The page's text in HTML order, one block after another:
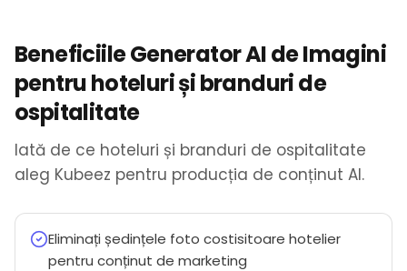
Beneficiile Generator AI de Imagini
pentru hoteluri și branduri de
ospitalitate
Iată de ce hoteluri și branduri de ospitalitate
aleg Kubeez pentru producția de conținut AI.
Eliminați ședințele foto costisitoare hotelier
pentru conținut de marketing